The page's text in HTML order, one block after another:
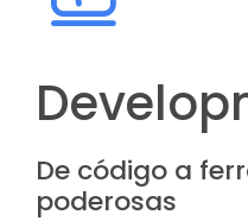
De código a
poderosas